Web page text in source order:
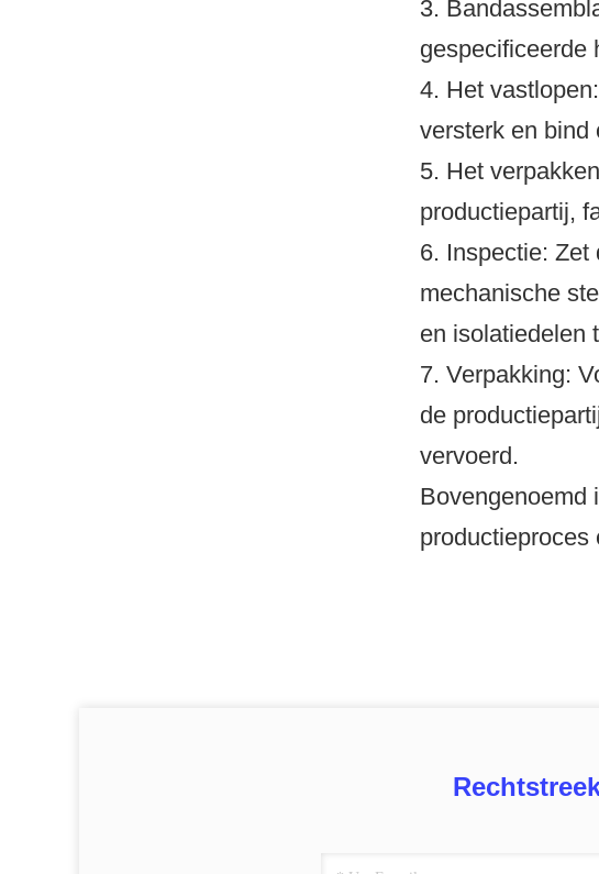
3.
gespecificeerde
4. Het
versterk en bind
5. Het
productiepartij,
6. Inspectie:
mechanische
en isolatiedelen
7. Verpakking:
de
vervoerd.
Bovengenoemd
productieproces